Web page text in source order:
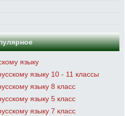
языку
языку 10 - 11 классы
языку 8 класс
языку 5 класс
языку 7 класс